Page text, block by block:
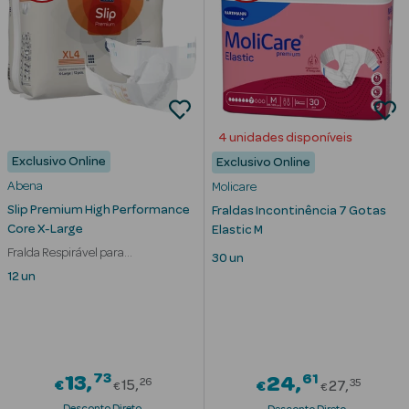
Cuidados de
Mãos
Coffrets
Ver Tudo
Protetores
Protetores
Exclusivo Online
Abena
Slip Premium High Performance
Core X-Large
Fralda Respirável para
Incontinência
12 un
€13 73Price reduced from
€15 26
4 unidades disponíveis
Exclusivo Online
Molicare
Fraldas Incontinência 7 Gotas
Elastic M
30 un
€24 61Price
€27 35